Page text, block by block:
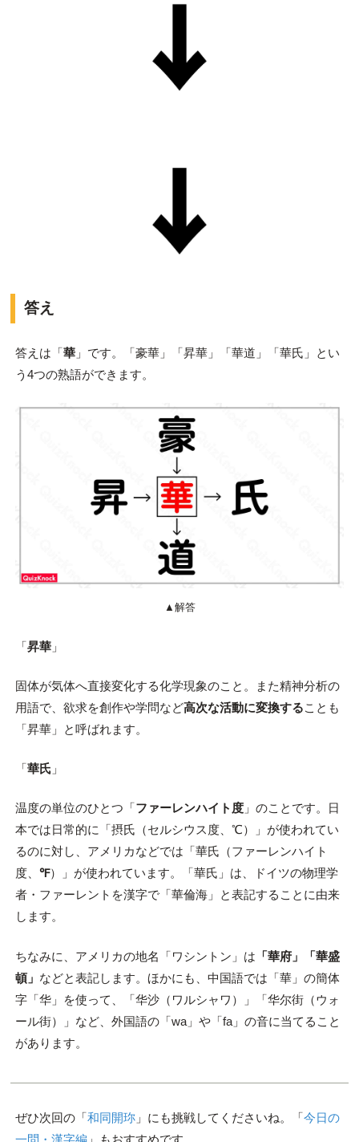
答え
答えは「華」です。「豪華」「昇華」「華道」「華氏」とい
う4つの熟語ができます。
▲解答
「 昇華」
固体が気体へ直接変化する化学現象のこと。また精神分析の
用語で、欲求を創作や学問など高次な活動に変換することも
「昇華」と呼ばれます。
「 華氏 」
温度の単位のひとつ「ファーレンハイト度」のことです。日
本では日常的に「摂氏（セルシウス度、℃）」が使われてい
るのに対し、アメリカなどでは「華氏（ファーレンハイト
度、 ℉）」が使われています。「華氏」は、ドイツの物理学
者・ファーレントを漢字で「華倫海」と表記することに由来
します。
ちなみに、アメリカの地名「ワシントン」は 「華府」「華盛
頓」 などと表記します。ほかにも、中国語では「華」の簡体
字「华」を使って、「华沙（ワルシャワ）」「华尔街（ウォ
ール街）」など、外国語の「wa」や「fa」の音に当てること
があります。
ぜひ次回の「和同開珎」にも挑戦してくださいね。「今日の
一問・漢字編」もおすすめです。